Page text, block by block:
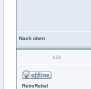
Nach oben
k2k
RetroRebel